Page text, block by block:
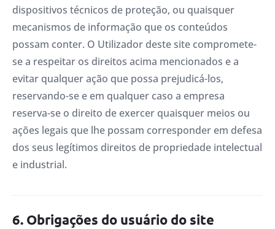
dispositivos técnicos de proteção, ou quaisquer
mecanismos de informação que os conteúdos
possam conter. O Utilizador deste site compromete-
se a respeitar os direitos acima mencionados e a
evitar qualquer ação que possa prejudicá-los,
reservando-se e em qualquer caso a empresa
reserva-se o direito de exercer quaisquer meios ou
ações legais que lhe possam corresponder em defesa
dos seus legítimos direitos de propriedade intelectual
e industrial.
6. Obrigações do usuário do site